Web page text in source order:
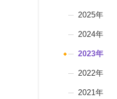
2025年
2024年
2023年
2022年
2021年